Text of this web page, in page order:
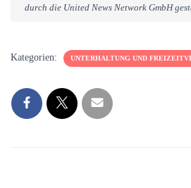
durch die United News Network GmbH
Kategorien: UNTERHALTUNG UND